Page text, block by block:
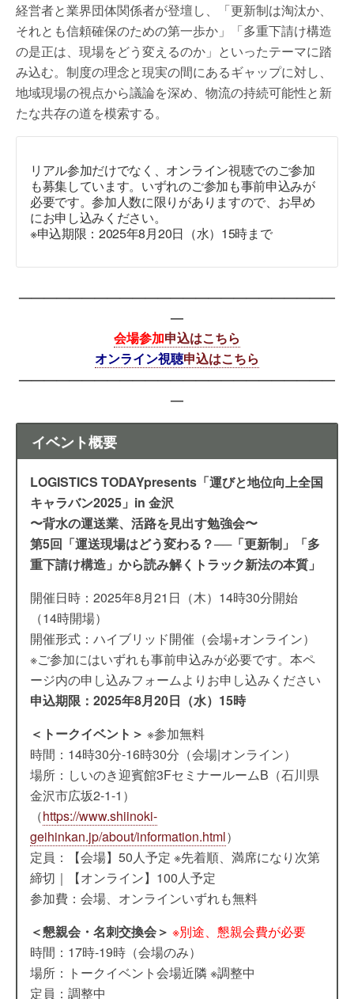
経営者と業界団体関係者が登壇し、「更新制は淘汰か、
それとも信頼確保のための第一歩か」「多重下請け構造
の是正は、現場をどう変えるのか」といったテーマに踏
み込む。制度の理念と現実の間にあるギャップに対し、
地域現場の視点から議論を深め、物流の持続可能性と新
たな共存の道を模索する。
リアル参加だけでなく、オンライン視聴でのご参加
も募集しています。いずれのご参加も事前申込みが
必要です。参加人数に限りがありますので、お早め
にお申し込みください。
※申込期限：2025年8月20日（水）15時まで
—————————————————————————
—
会場参加申込はこちら
オンライン視聴申込はこちら
—————————————————————————
—
イベント概要
LOGISTICS TODAYpresents「運びと地位向上全国
キャラバン2025」in 金沢
〜背水の運送業、活路を見出す勉強会〜
第5回「運送現場はどう変わる？──「更新制」「多
重下請け構造」から読み解くトラック新法の本質」
開催日時：2025年8月21日（木）14時30分開始
（14時開場）
開催形式：ハイブリッド開催（会場+オンライン）
※ご参加にはいずれも事前申込みが必要です。本ペ
ージ内の申し込みフォームよりお申し込みください
申込期限：2025年8月20日（水）15時
＜トークイベント＞ ※参加無料
時間：14時30分-16時30分（会場|オンライン）
場所：しいのき迎賓館3FセミナールームB（石川県
金沢市広坂2-1-1）
（https://www.shiinoki-
geihinkan.jp/about/information.html）
定員：【会場】50人予定 ※先着順、満席になり次第
締切｜【オンライン】100人予定
参加費：会場、オンラインいずれも無料
＜懇親会・名刺交換会＞ ※別途、懇親会費が必要
時間：17時-19時（会場のみ）
場所：トークイベント会場近隣 ※調整中
定員：調整中